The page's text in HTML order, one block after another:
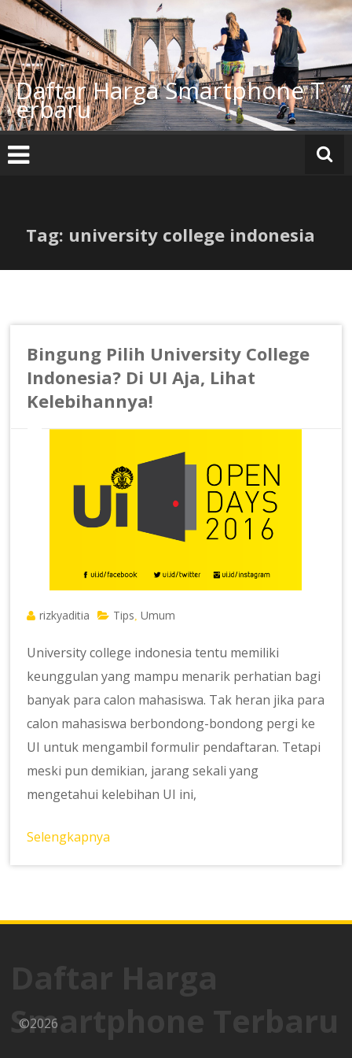
Lompat
ke
konten
Daftar Harga Smartphone T
erbaru
Tag: university college indonesia
Bingung Pilih University College
Indonesia? Di UI Aja, Lihat
Kelebihannya!
rizkyaditia Tips ,Umum
University college indonesia tentu memiliki
keunggulan yang mampu menarik perhatian bagi
banyak para calon mahasiswa. Tak heran jika para
calon mahasiswa berbondong-bondong pergi ke
UI untuk mengambil formulir pendaftaran. Tetapi
meski pun demikian, jarang sekali yang
mengetahui kelebihan UI ini,
Selengkapnya
Daftar Harga
Smartphone Terbaru
©2026